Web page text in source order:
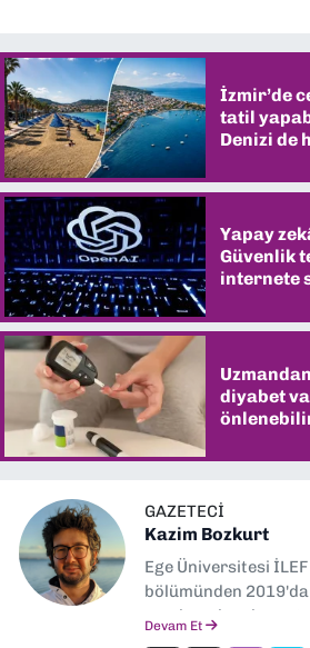
İzmir’de
tatil
Denizi de
Yapay
Güvenlik
internete
diyabet
GAZETECI
Kazim Bozkurt
Ege Üniversitesi
bölümünden
yerel ve ulusal
Devam Et